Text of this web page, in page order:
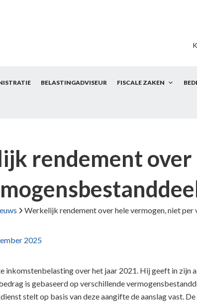
BELASTINGADVISEUR FISCALE ZAKEN
rendement
Werkelijk rendement over hele vermogen, niet per
2025
inkomstenbelasting over het jaar 2021. Hij geeft in zijn
is gebaseerd op verschillende
stelt op basis van deze aangifte de aanslag vast.